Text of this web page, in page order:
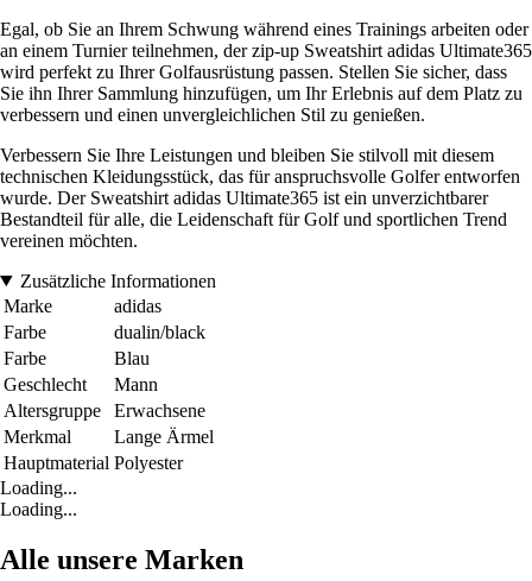
Egal, ob Sie an Ihrem Schwung während eines Trainings arbeiten oder
an einem Turnier teilnehmen, der zip-up Sweatshirt adidas Ultimate365
wird perfekt zu Ihrer Golfausrüstung passen. Stellen Sie sicher, dass
Sie ihn Ihrer Sammlung hinzufügen, um Ihr Erlebnis auf dem Platz zu
verbessern und einen unvergleichlichen Stil zu genießen.
Verbessern Sie Ihre Leistungen und bleiben Sie stilvoll mit diesem
technischen Kleidungsstück, das für anspruchsvolle Golfer entworfen
wurde. Der Sweatshirt adidas Ultimate365 ist ein unverzichtbarer
Bestandteil für alle, die Leidenschaft für Golf und sportlichen Trend
vereinen möchten.
Zusätzliche Informationen
Marke
adidas
Farbe
dualin/black
Farbe
Blau
Geschlecht
Mann
Altersgruppe
Erwachsene
Merkmal
Lange Ärmel
Hauptmaterial Polyester
Loading...
Loading...
Alle unsere Marken